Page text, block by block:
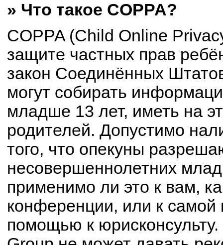
» Что такое COPPA?
COPPA (Child Online
защите частных прав
закон Соединённых
могут собирать
младше 13 лет, иметь на
родителей. Допустимо
того, что опекуны
несовершеннолетних
применимо ли это к вам,
конференции, или к самой
помощью к